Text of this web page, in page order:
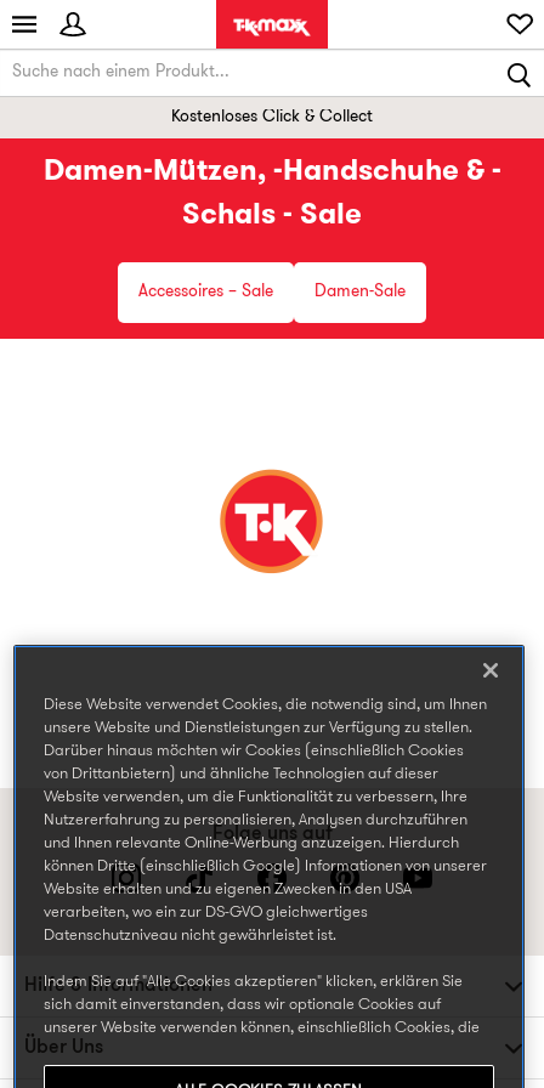
Kostenloses Click & Collect
Damen-Mützen, -Handschuhe & -
Schals - Sale
Accessoires – Sale Damen-Sale
Folge uns auf
Hilfe & Informationen
Über Uns
Diese Website verwendet Cookies, die notwendig sind, um Ihnen
unsere Website und Dienstleistungen zur Verfügung zu stellen.
Darüber hinaus möchten wir Cookies (einschließlich Cookies
von Drittanbietern) und ähnliche Technologien auf dieser
Website verwenden, um die Funktionalität zu verbessern, Ihre
Nutzererfahrung zu personalisieren, Analysen durchzuführen
und Ihnen relevante Online-Werbung anzuzeigen. Hierdurch
können Dritte (einschließlich Google) Informationen von unserer
Website erhalten und zu eigenen Zwecken in den USA
verarbeiten, wo ein zur DS-GVO gleichwertiges
Datenschutzniveau nicht gewährleistet ist.
Indem Sie auf "Alle Cookies akzeptieren" klicken, erklären Sie
sich damit einverstanden, dass wir optionale Cookies auf
unserer Website verwenden können, einschließlich Cookies, die
von Dritten gesetzt werden, die Ihre Daten in den USA